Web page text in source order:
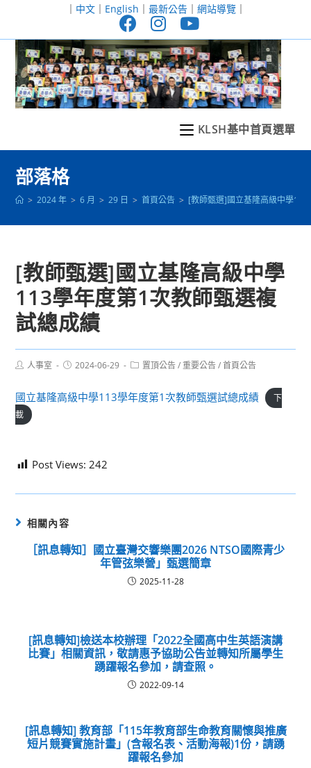
至
｜ 中文｜ English ｜ 最新公告｜ 網站導覽｜
KLSH基中首頁選單
部落格
> 2024 年 > 6 月 > 29 日 > 首頁公告 > [教師甄選]國立基隆高級中學
[教師甄選]國立基隆高級中學
113學年度第1次教師甄選複
試總成績
Post人事室
Post2024-06-29
Post置頂公告 / 重要公告 / 首頁公告
國立基隆高級中學113學年度第1次教師甄選試總成績
下
載
Post Views: 242
相關內容
［訊息轉知］國立臺灣交響樂團2026 NTSO國際青少
年管弦樂營」甄選簡章
2025-11-28
[訊息轉知]檢送本校辦理「2022全國高中生英語演講
比賽」相關資訊，敬請惠予協助公告並轉知所屬學生
踴躍報名參加，請查照。
2022-09-14
[訊息轉知] 教育部「115年教育部生命教育關懷與推廣
短片競賽實施計畫」(含報名表、活動海報)1份，請踴
躍報名參加